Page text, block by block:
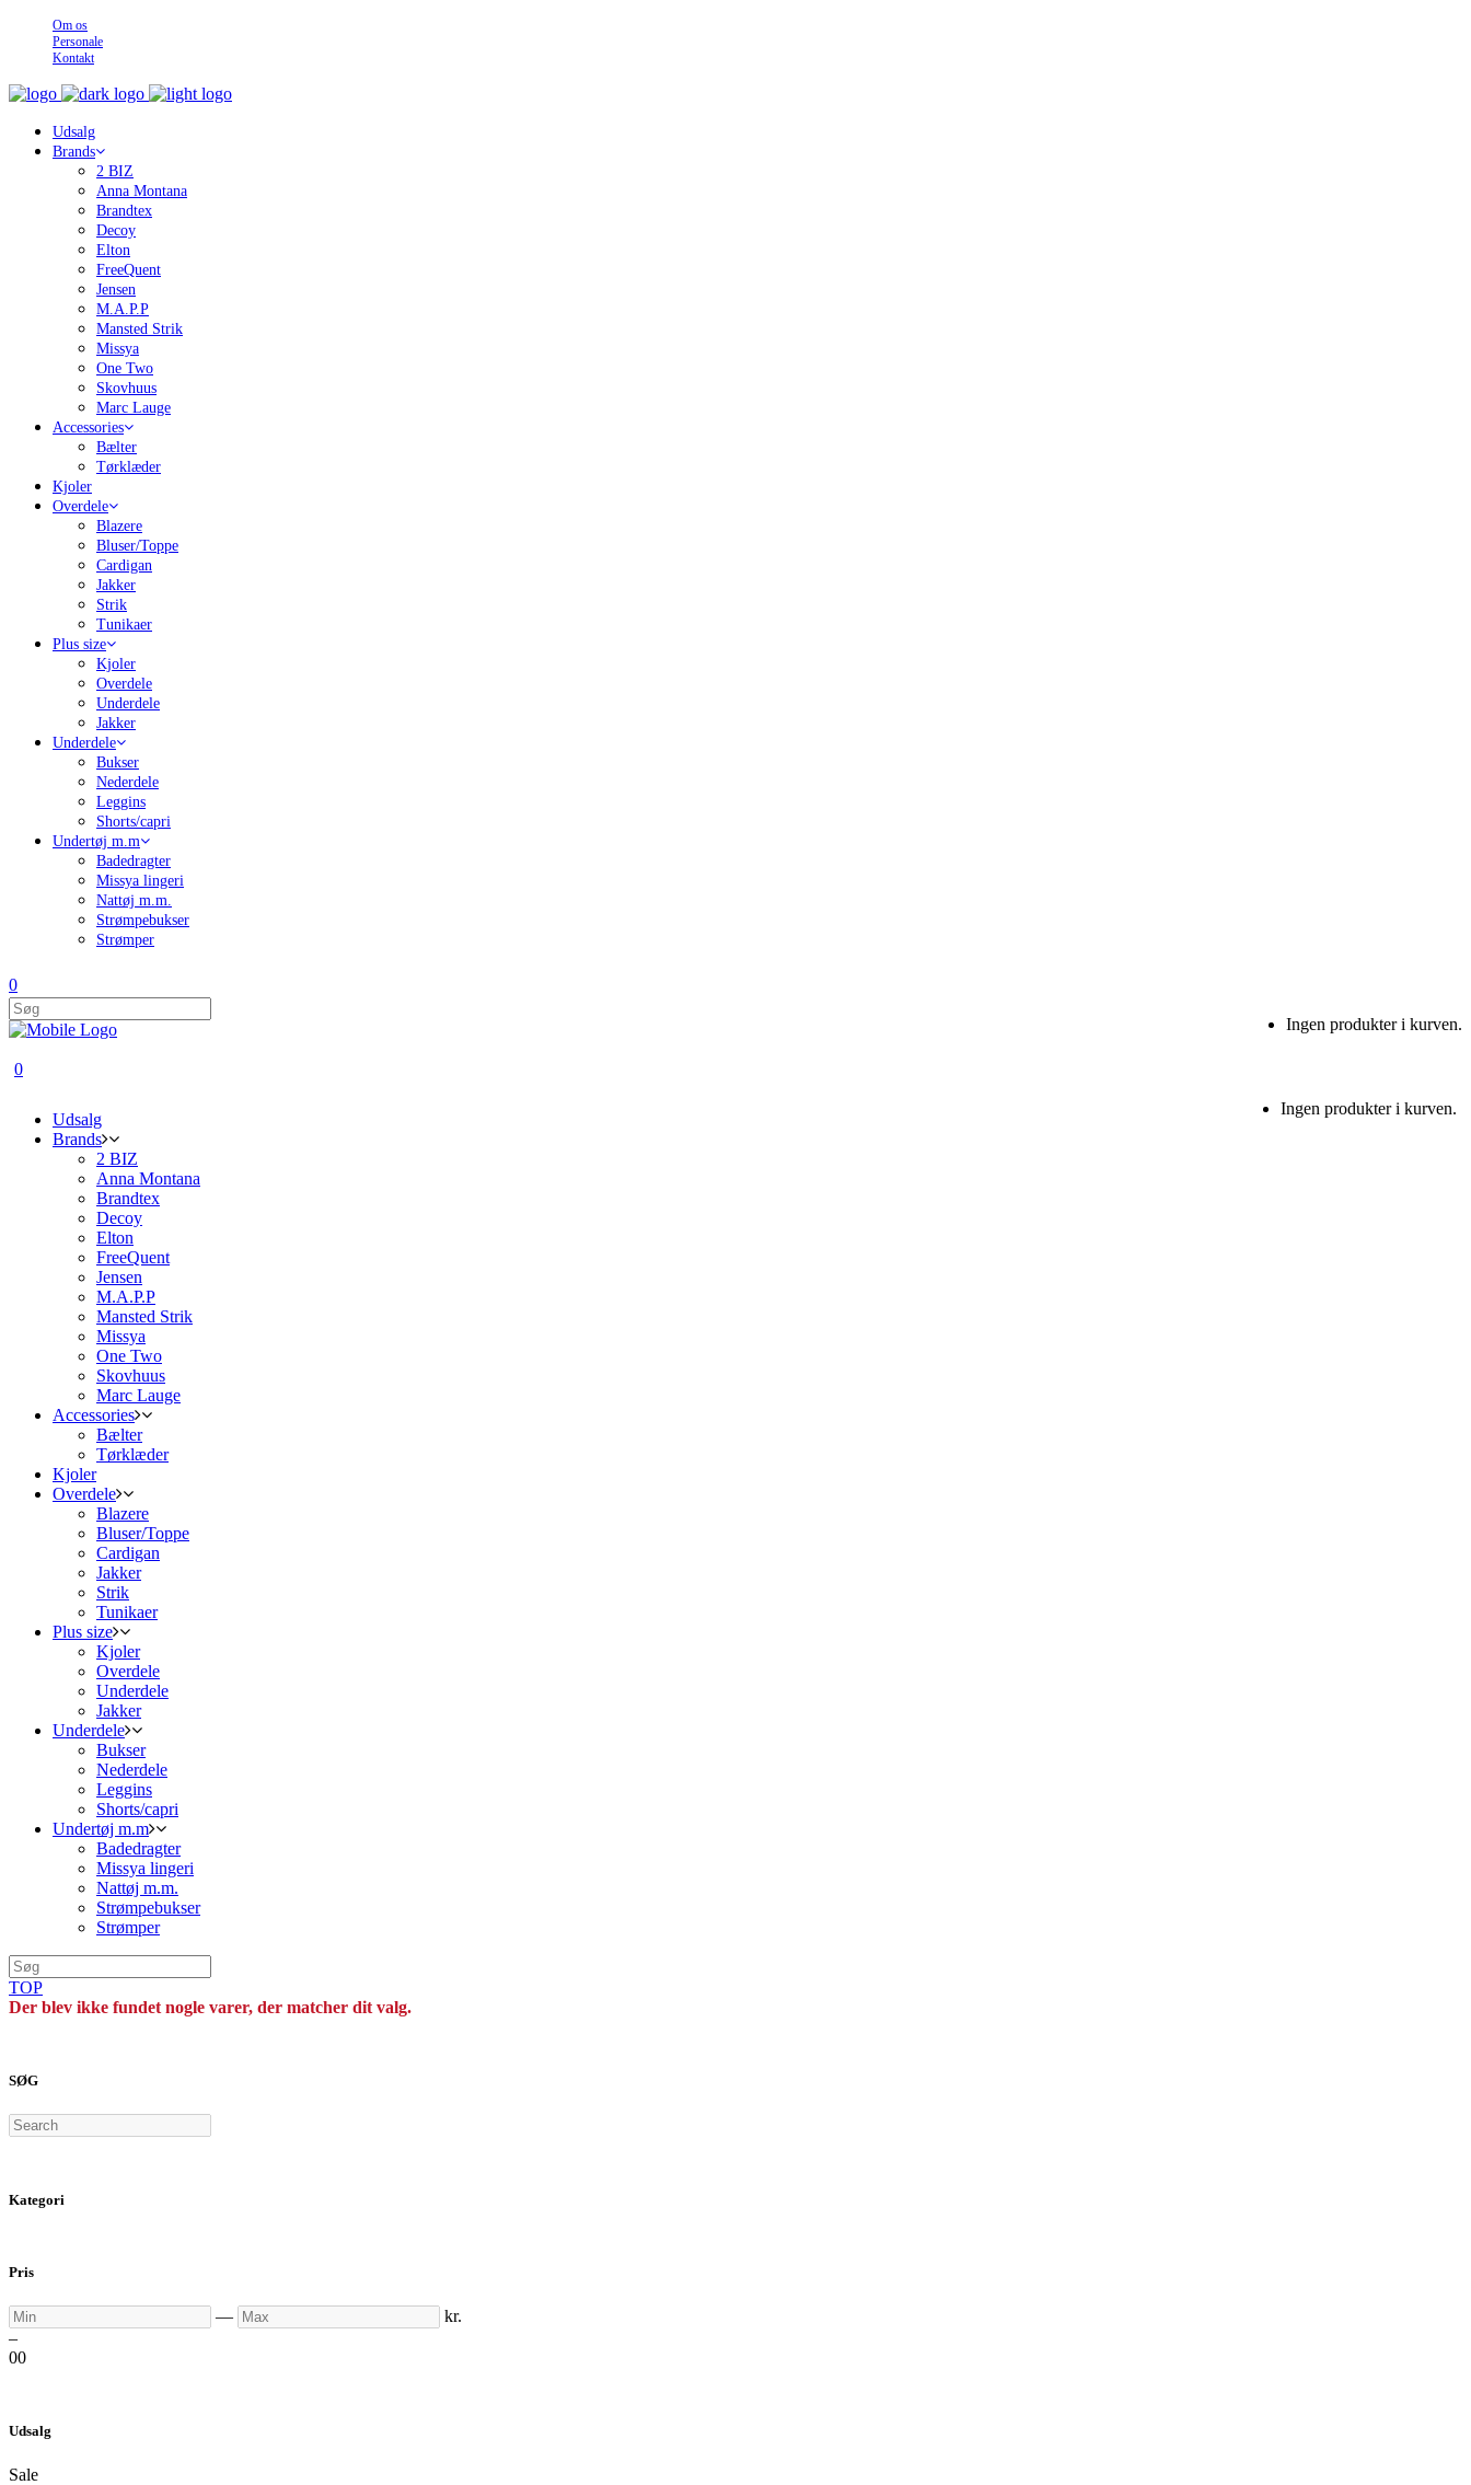
Om os
Personale
Kontakt
Udsalg
Brands
2 BIZ
Anna Montana
Brandtex
Decoy
Elton
FreeQuent
Jensen
M.A.P.P
Mansted Strik
Missya
One Two
Skovhuus
Marc Lauge
Accessories
Bælter
Tørklæder
Kjoler
Overdele
Blazere
Bluser/Toppe
Cardigan
Jakker
Strik
Tunikaer
Plus size
Kjoler
Overdele
Underdele
Jakker
Underdele
Bukser
Nederdele
Leggins
Shorts/capri
Undertøj m.m
Badedragter
Missya lingeri
Nattøj m.m.
Strømpebukser
Strømper
0
Ingen produkter i kurven.
0
Ingen produkter i kurven.
Udsalg
Brands
2 BIZ
Anna Montana
Brandtex
Decoy
Elton
FreeQuent
Jensen
M.A.P.P
Mansted Strik
Missya
One Two
Skovhuus
Marc Lauge
Accessories
Bælter
Tørklæder
Kjoler
Overdele
Blazere
Bluser/Toppe
Cardigan
Jakker
Strik
Tunikaer
Plus size
Kjoler
Overdele
Underdele
Jakker
Underdele
Bukser
Nederdele
Leggins
Shorts/capri
Undertøj m.m
Badedragter
Missya lingeri
Nattøj m.m.
Strømpebukser
Strømper
TOP
Der blev ikke fundet nogle varer, der matcher dit valg.
SØG
Search
Kategori
Pris
Min — Max
kr.
–
00
Udsalg
Sale